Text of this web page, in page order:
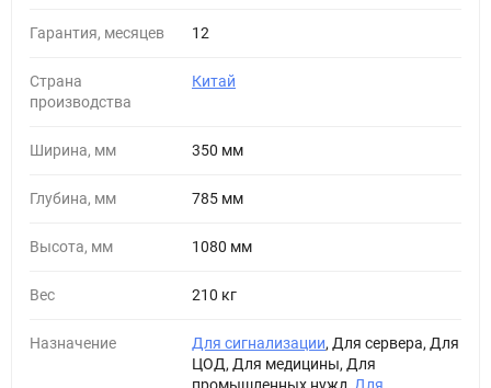
Гарантия, месяцев 12
Страна
производства
Китай
Ширина, мм 350 мм
Глубина, мм 785 мм
Высота, мм 1080 мм
Вес 210 кг
Назначение Для сигнализации, Для сервера, Для
ЦОД, Для медицины, Для